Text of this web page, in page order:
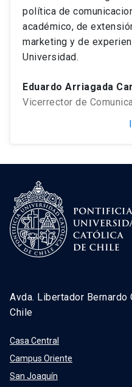
política de
académico, de
marketing y de
Universidad.
Eduardo Arriagada
Vicerrector de
Avda. Libertador Bernardo
Chile
Casa Central
Campus Oriente
San Joaquín